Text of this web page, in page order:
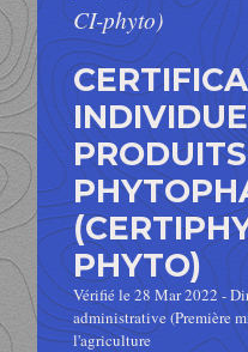
CI-phyto)
PRODUITS
PHYTO)
Vérifié le 28 Mar 2022 -
administrative (Première
l'agriculture